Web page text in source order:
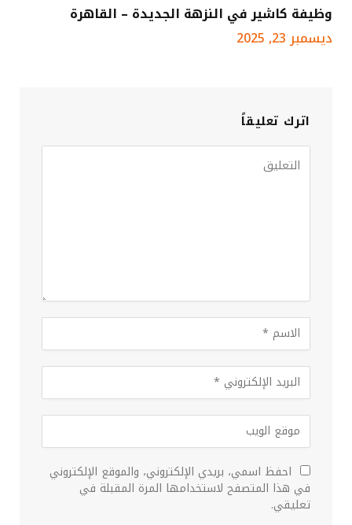
وظيفة كاشير في النزهة الجديدة – القاهرة
ديسمبر 23, 2025
اترك تعليقاً
احفظ اسمي، بريدي الإلكتروني، والموقع الإلكتروني
في هذا المتصفح لاستخدامها المرة المقبلة في
تعليقي.